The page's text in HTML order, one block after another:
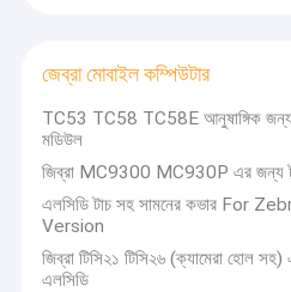
জেব্রা মোবাইল কম্পিউটার
TC53 TC58 TC58E আনুষাঙ্গিক জন্য
মডিউল
জিব্রা MC9300 MC930P এর জন্য টাচ
এলসিডি টাচ সহ সামনের কভার For
Version
জিব্রা টিসি২১ টিসি২৬ (ক্যামেরা হোল
এলসিডি